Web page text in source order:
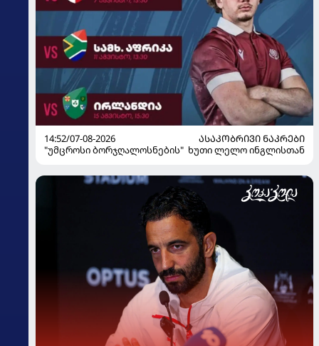
14:52/07-08-2026
ᲐᲡᲐᲙᲝᲑᲠᲘᲕᲘ ᲜᲐᲙᲠᲔᲑᲘ
"უმცროსი ბორჯღალოსნების" ხუთი ლელო ინგლისთან